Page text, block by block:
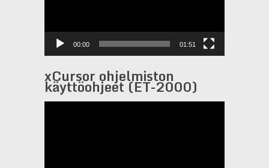
00:00 01:51
xCursor ohjelmiston
käyttöohjeet (ET-2000)